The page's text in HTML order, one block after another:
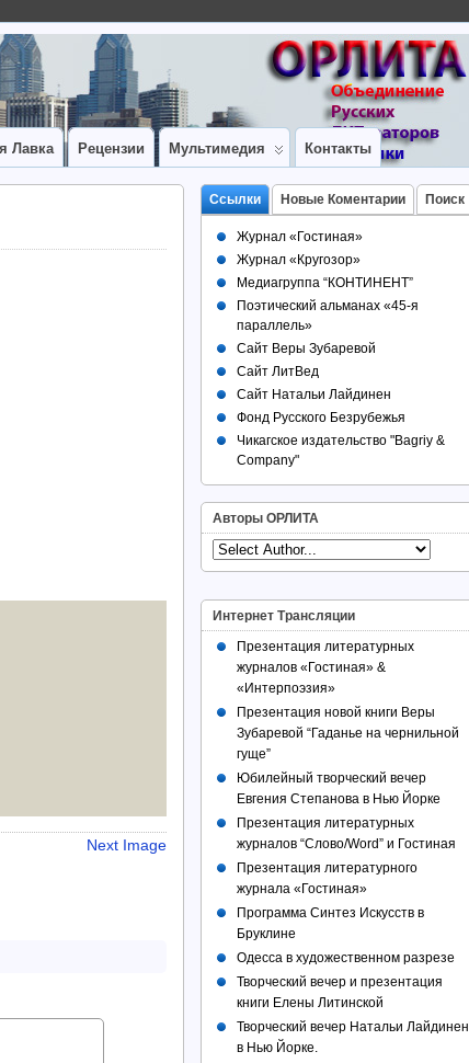
Лавка Рецензии Мультимедия Контакты
Next Image
Ссылки Новые Коментарии Поиск
Журнал «Гостиная»
Журнал «Кругозор»
Медиагруппа “КОНТИНЕНТ”
Поэтический альманах «45-я
параллель»
Сайт Веры Зубаревой
Сайт ЛитВед
Сайт Натальи Лайдинен
Фонд Русского Безрубежья
Чикагское издательство "Bagriy &
Company"
Авторы ОРЛИТА
Интернет Трансляции
Презентация литературных
журналов «Гостиная» &
«Интерпоэзия»
Презентация новой книги Веры
Зубаревой “Гаданье на чернильной
гуще”
Юбилейный творческий вечер
Евгения Степанова в Нью Йорке
Презентация литературных
журналов “Слово/Word” и Гостиная
Презентация литературного
журнала «Гостиная»
Программа Синтез Искусств в
Бруклине
Одесса в художественном разрезе
Творческий вечер и презентация
книги Елены Литинской
Творческий вечер Натальи Лайдинен
в Нью Йорке.